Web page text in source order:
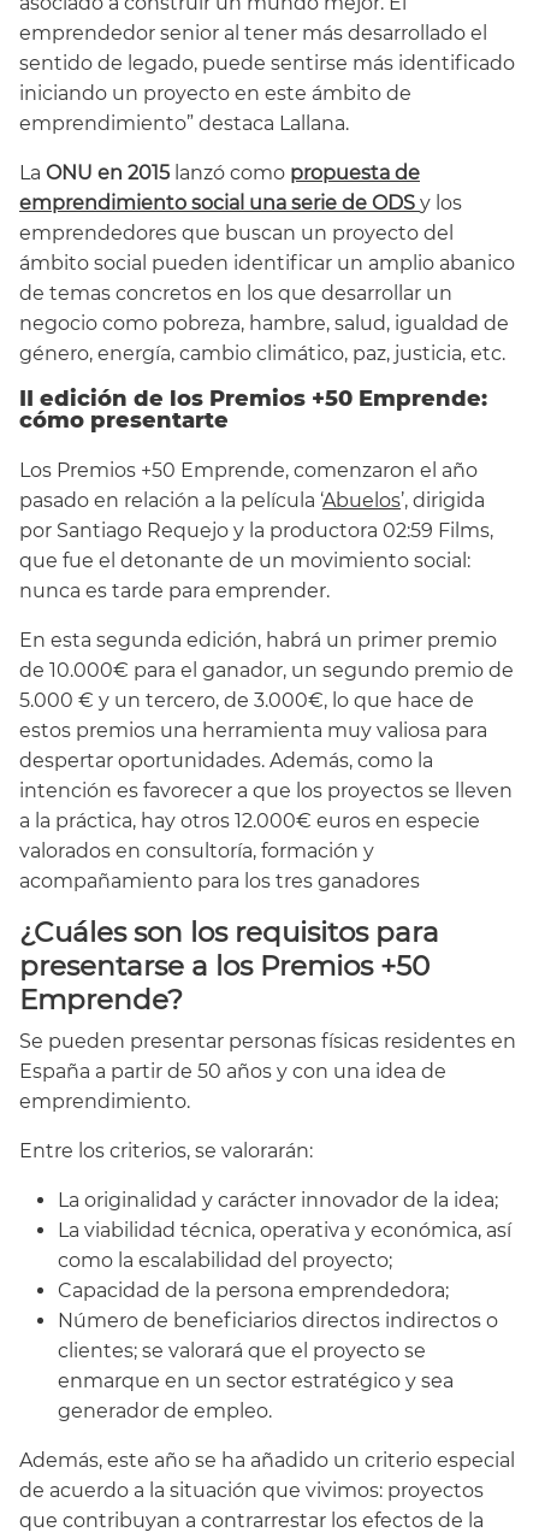
emprendedor senior al tener más desarrollado el
sentido de legado, puede sentirse más identificado
iniciando un proyecto en este ámbito de
emprendimiento” destaca Lallana.
La ONU en 2015 lanzó como propuesta de
emprendimiento social una serie de ODS y los
emprendedores que buscan un proyecto del
ámbito social pueden identificar un amplio abanico
de temas concretos en los que desarrollar un
negocio como pobreza, hambre, salud, igualdad de
género, energía, cambio climático, paz, justicia, etc.
II edición de los Premios +50 Emprende:
cómo presentarte
Los Premios +50 Emprende, comenzaron el año
pasado en relación a la película ‘Abuelos’, dirigida
por Santiago Requejo y la productora 02:59 Films,
que fue el detonante de un movimiento social:
nunca es tarde para emprender.
En esta segunda edición, habrá un primer premio
de 10.000€ para el ganador, un segundo premio de
5.000 € y un tercero, de 3.000€, lo que hace de
estos premios una herramienta muy valiosa para
despertar oportunidades. Además, como la
intención es favorecer a que los proyectos se lleven
a la práctica, hay otros 12.000€ euros en especie
valorados en consultoría, formación y
acompañamiento para los tres ganadores
¿Cuáles son los requisitos para
presentarse a los Premios +50
Emprende?
Se pueden presentar personas físicas residentes en
España a partir de 50 años y con una idea de
emprendimiento.
Entre los criterios, se valorarán:
La originalidad y carácter innovador de la idea;
La viabilidad técnica, operativa y económica, así
como la escalabilidad del proyecto;
Capacidad de la persona emprendedora;
Número de beneficiarios directos indirectos o
clientes; se valorará que el proyecto se
enmarque en un sector estratégico y sea
generador de empleo.
Además, este año se ha añadido un criterio especial
de acuerdo a la situación que vivimos: proyectos
que contribuyan a contrarrestar los efectos de la